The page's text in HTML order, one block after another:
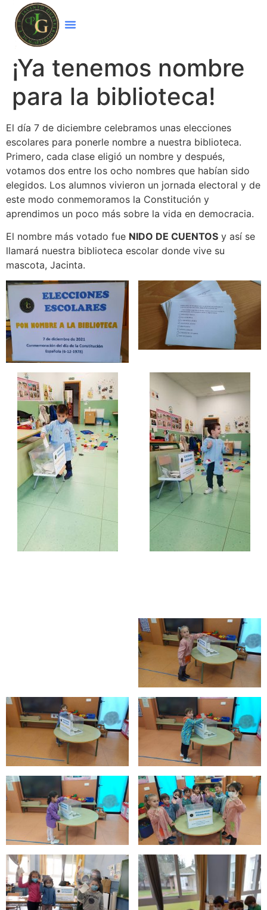
¡Ya tenemos nombre
para la biblioteca!
El día 7 de diciembre celebramos unas elecciones
escolares para ponerle nombre a nuestra biblioteca.
Primero, cada clase eligió un nombre y después,
votamos dos entre los ocho nombres que habían sido
elegidos. Los alumnos vivieron un jornada electoral y de
este modo conmemoramos la Constitución y
aprendimos un poco más sobre la vida en democracia.
El nombre más votado fue NIDO DE CUENTOS y así se
llamará nuestra biblioteca escolar donde vive su
mascota, Jacinta.